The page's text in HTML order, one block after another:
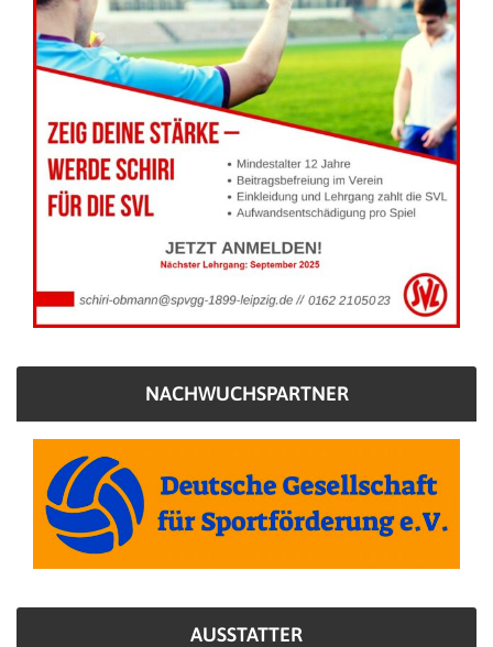
NACHWUCHSPARTNER
AUSSTATTER